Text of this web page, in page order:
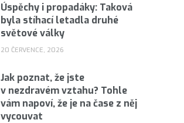
Úspěchy i propadáky: Taková
byla stíhací letadla druhé
světové války
20 ČERVENCE, 2026
Jak poznat, že jste
v nezdravém vztahu? Tohle
vám napoví, že je na čase z něj
vycouvat